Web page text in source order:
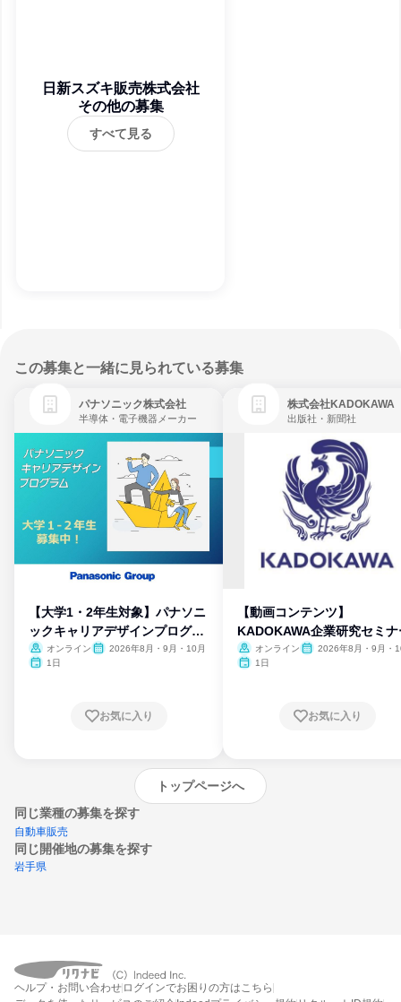
日新スズキ販売株式会社
その他の募集
すべて見る
この募集と一緒に見られている募集
パナソニック株式会社
半導体・電子機器メーカー
【大学1・2年生対象】パナソニ
ックキャリアデザインプログラ
ム
オンライン
2026年8月・9月・10月
1日
お気に入り
株式会社KADOKAWA
出版社・新聞社
【動画コンテンツ】
KADOKAWA企業研究セミナ
オンライン
2026年8月・9月・
1日
お気に入り
トップページへ
同じ業種の募集を探す
自動車販売
同じ開催地の募集を探す
岩手県
締切：なし
ヘルプ・お問い合わせ ログインでお困りの方はこちら